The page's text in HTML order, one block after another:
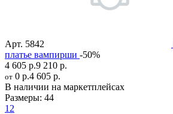
Арт. 5842
платье вампирши -50%
4 605 р.9 210 р.
от 0 р.4 605 р.
В наличии на маркетплейсах
Размеры: 44
12